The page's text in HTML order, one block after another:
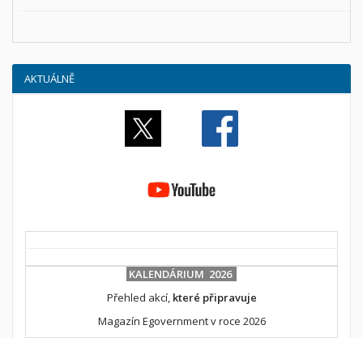
AKTUÁLNĚ
KALENDÁRIUM 2026
Přehled akcí, které připravuje
Magazín Egovernment v roce 2026